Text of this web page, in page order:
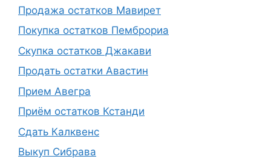
Продажа остатков Мавирет
Покупка остатков Пемброриа
Скупка остатков Джакави
Продать остатки Авастин
Прием Авегра
Приём остатков Кстанди
Сдать Калквенс
Выкуп Сибрава